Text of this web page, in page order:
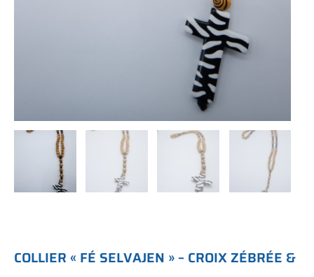
COLLIER « FÉ SELVAJEN » – CROIXZÉBRÉE &